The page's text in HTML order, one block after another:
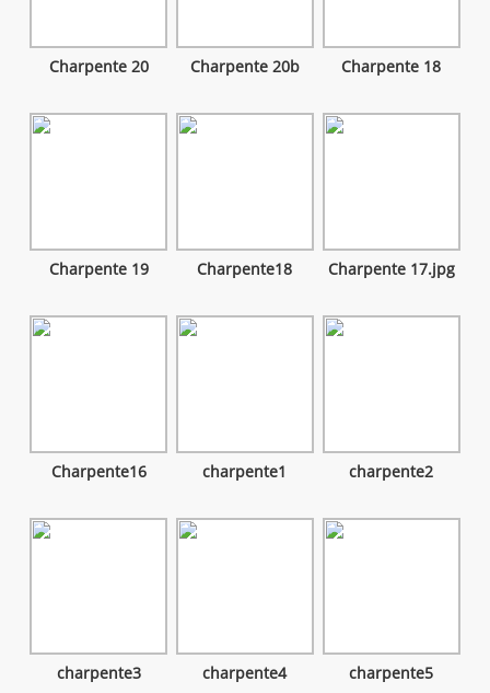
Charpente 20 Charpente 20b Charpente 18
Charpente 19 Charpente18 Charpente 17.jpg
Charpente16 charpente1 charpente2
charpente3 charpente4 charpente5